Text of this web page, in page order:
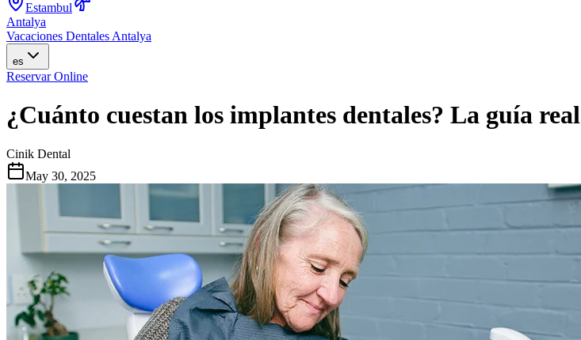
Estambul
Antalya
Vacaciones Dentales Antalya
es
Reservar Online
¿Cuánto cuestan los implantes dentales? La guía real
Cinik Dental
May 30, 2025